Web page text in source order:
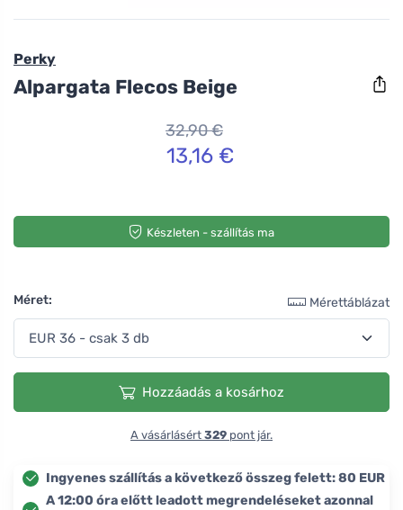
Perky
Alpargata Flecos Beige
32,90 €
13,16 €
Készleten - szállítás ma
Méret: Mérettáblázat
Hozzáadás a kosárhoz
A vásárlásért 329 pont jár.
Ingyenes szállítás a következő összeg felett: 80 EUR
A 12:00 óra előtt leadott megrendeléseket azonnal